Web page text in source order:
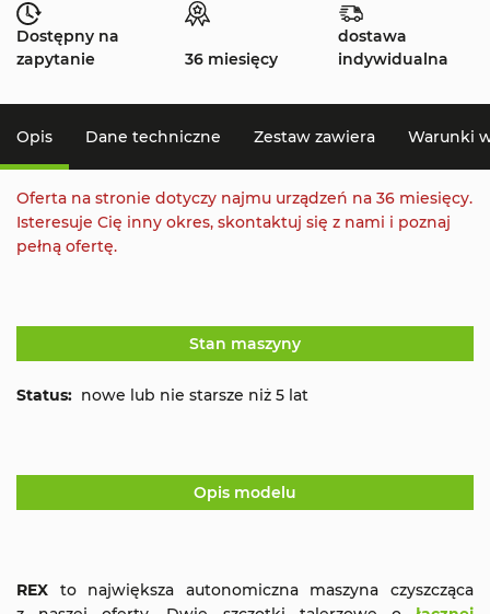
Dostępny na
zapytanie
36 miesięcy
dostawa
indywidualna
Opis Dane techniczne Zestaw zawiera Warunki
Oferta na stronie dotyczy najmu urządzeń na 36 miesięcy.
Isteresuje Cię inny okres, skontaktuj się z nami i poznaj
pełną ofertę.
Stan maszyny
Status: nowe lub nie starsze niż 5 lat
Opis modelu
REX to największa autonomiczna maszyna czyszcząca